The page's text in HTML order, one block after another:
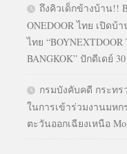
ถึงคิวเด็กข้างบ้าน!!
ONEDOOR ไทย เปิด
ไทย “BOYNEXTDOOR
BANGKOK” ปักดีเดย์
กรมบังคับคดี กระทร
ในการเข้าร่วมงานมห
ตะวันออกเฉียงเหนือ